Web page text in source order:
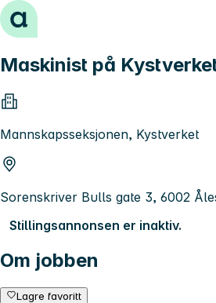
Hopp til innhold
Maskinist på
Mannskapsseksjonen, Kystverket
Sorenskriver Bulls gate 3, 6002
Stillingsannonsen er inaktiv.
Om jobben
Lagre favoritt